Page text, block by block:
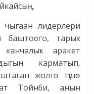
лидерлери
баштоого, тарых
аракет
карматып,
жолго түшө
Тойнби, анын